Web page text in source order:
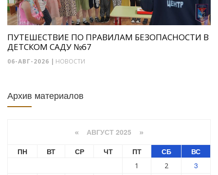
ПУТЕШЕСТВИЕ ПО ПРАВИЛАМ БЕЗОПАСНОСТИ В
ДЕТСКОМ САДУ №67
06-АВГ-2026 | НОВОСТИ
Архив материалов
« АВГУСТ 2025 »
ПН ВТ СР ЧТ ПТ СБ ВС
1 2 3